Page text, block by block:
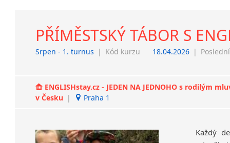
PŘÍMĚSTSKÝ TÁBOR S
Srpen - 1. turnus | Kód kurzu 18.04.2026 |
ENGLISHstay.cz - JEDEN NA JEDNOHO s rodilým
v Česku | Praha 1
Každý